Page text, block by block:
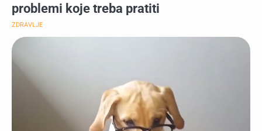
problemi koje treba pratiti
ZDRAVLJE